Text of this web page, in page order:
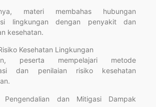
materi membahas hubungan
lingkungan dengan penyakit dan
kesehatan.
Kesehatan Lingkungan
peserta mempelajari metode
dan penilaian risiko kesehatan
Pengendalian dan Mitigasi Dampak